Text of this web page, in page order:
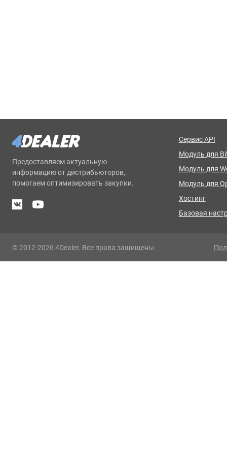
Предоставляем актуальную
информацию от дистрибьюторов,
помогаем оптимизировать закупки.
Сервис API
Модуль для
Модуль для
Модуль для
Хостинг
Базовая
© 2012-2026 4Dealer. Все права защищены.